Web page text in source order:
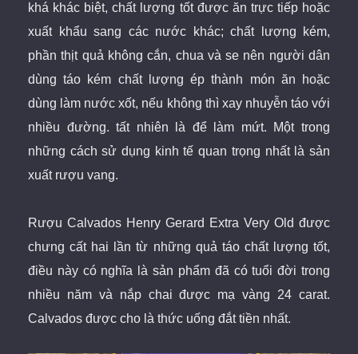
khá khác biệt, chất lượng tốt được ăn trực tiếp hoặc
xuất khẩu sang các nước khác; chất lượng kém,
phần thịt quả không cắn, chua và se nên người dân
dùng táo kém chất lượng ép thành món ăn hoặc
dùng làm nước xốt, nếu không thì xay nhuyễn táo với
nhiều đường. tất nhiên là để làm mứt. Một trong
những cách sử dụng kinh tế quan trọng nhất là sản
xuất rượu vang.
Rượu Calvados Henry Gerard Extra Very Old được
chưng cất hai lần từ những quả táo chất lượng tốt,
điều này có nghĩa là sản phẩm đã có tuổi đời trong
nhiều năm và nắp chai được mạ vàng 24 carat.
Calvados được cho là thức uống đắt tiền nhất.